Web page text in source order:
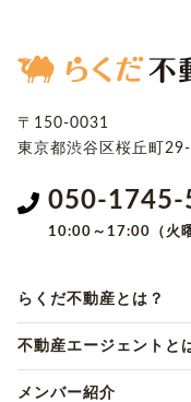
〒150-0031
東京都渋谷区桜丘町
050-1745-
10:00～17:00（火
らくだ不動産とは？
不動産エージェントと
メンバー紹介